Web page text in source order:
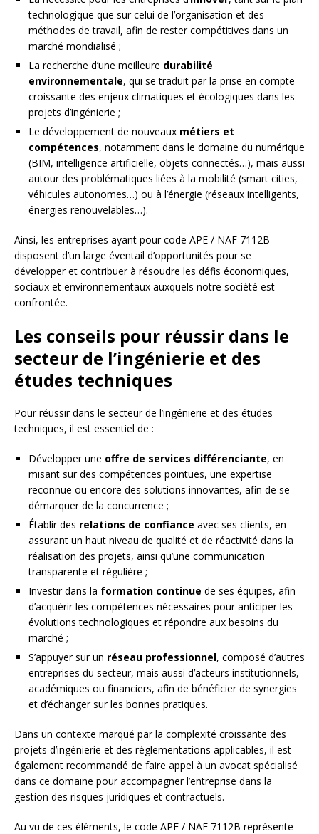
technologique que sur celui de l’organisation et des
méthodes de travail, afin de rester compétitives dans un
marché mondialisé ;
La recherche d’une meilleure durabilité
environnementale, qui se traduit par la prise en compte
croissante des enjeux climatiques et écologiques dans les
projets d’ingénierie ;
Le développement de nouveaux métiers et
compétences, notamment dans le domaine du numérique
(BIM, intelligence artificielle, objets connectés…), mais aussi
autour des problématiques liées à la mobilité (smart cities,
véhicules autonomes…) ou à l’énergie (réseaux intelligents,
énergies renouvelables…).
Ainsi, les entreprises ayant pour code APE / NAF 7112B
disposent d’un large éventail d’opportunités pour se
développer et contribuer à résoudre les défis économiques,
sociaux et environnementaux auxquels notre société est
confrontée.
Les conseils pour réussir dans le
secteur de l’ingénierie et des
études techniques
Pour réussir dans le secteur de l’ingénierie et des études
techniques, il est essentiel de :
Développer une offre de services différenciante, en
misant sur des compétences pointues, une expertise
reconnue ou encore des solutions innovantes, afin de se
démarquer de la concurrence ;
Établir des relations de confiance avec ses clients, en
assurant un haut niveau de qualité et de réactivité dans la
réalisation des projets, ainsi qu’une communication
transparente et régulière ;
Investir dans la formation continue de ses équipes, afin
d’acquérir les compétences nécessaires pour anticiper les
évolutions technologiques et répondre aux besoins du
marché ;
S’appuyer sur un réseau professionnel, composé d’autres
entreprises du secteur, mais aussi d’acteurs institutionnels,
académiques ou financiers, afin de bénéficier de synergies
et d’échanger sur les bonnes pratiques.
Dans un contexte marqué par la complexité croissante des
projets d’ingénierie et des réglementations applicables, il est
également recommandé de faire appel à un avocat spécialisé
dans ce domaine pour accompagner l’entreprise dans la
gestion des risques juridiques et contractuels.
Au vu de ces éléments, le code APE / NAF 7112B représente